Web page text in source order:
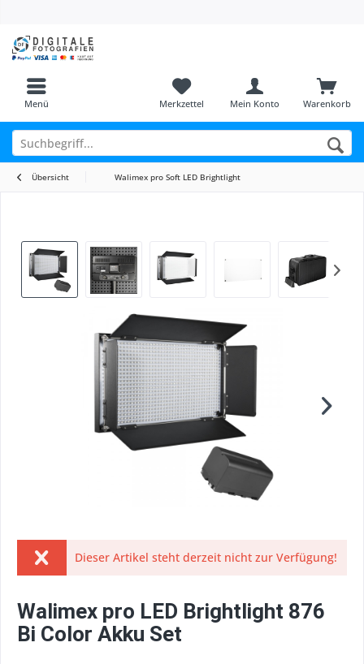
Menü Warenkorb
Merkzettel Mein Konto
Übersicht Walimex pro Soft LED Brightlight
Dieser Artikel steht derzeit nicht zur Verfügung!
Walimex pro LED Brightlight 876
Bi Color Akku Set